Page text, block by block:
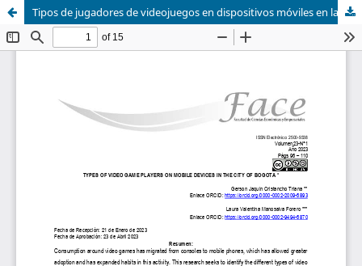
Tipos de jugadores de videojuegos en dispositivos móviles en la ciudad de Bogotá